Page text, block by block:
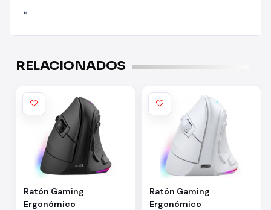
"
RELACIONADOS
Ratón Gaming
Ergonómico
Ratón Gaming
Ergonómico